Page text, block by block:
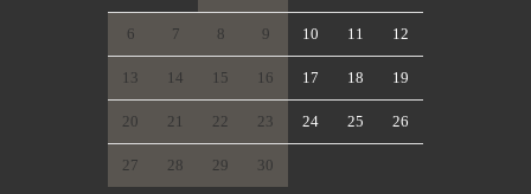
6 7 8 9 10 11 12
13 14 15 16 17 18 19
20 21 22 23 24 25 26
27 28 29 30